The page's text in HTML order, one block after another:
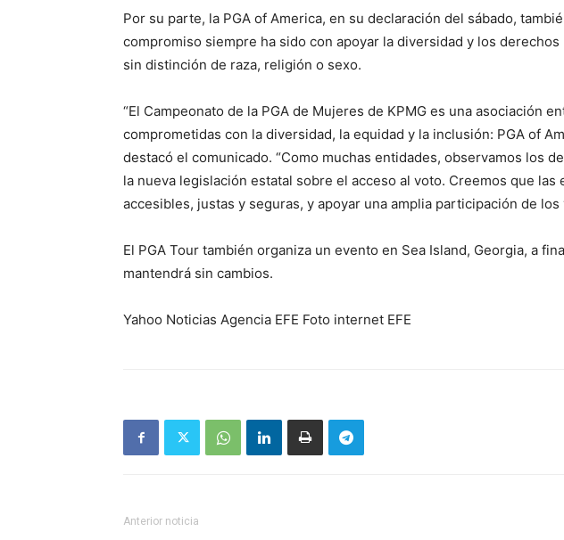
Por su parte, la PGA of America, en su declaración del sábado,
compromiso siempre ha sido con apoyar la diversidad y los
sin distinción de raza, religión o sexo.
“El Campeonato de la PGA de Mujeres de KPMG es una asociación
comprometidas con la diversidad, la equidad y la inclusión: PGA of
destacó el comunicado. “Como muchas entidades, observamos los
la nueva legislación estatal sobre el acceso al voto. Creemos que las
accesibles, justas y seguras, y apoyar una amplia participación de los
El PGA Tour también organiza un evento en Sea Island, Georgia, a
mantendrá sin cambios.
Yahoo Noticias Agencia EFE Foto internet EFE
Anterior noticia